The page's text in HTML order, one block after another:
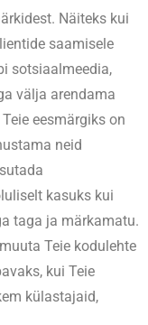
Näiteks kui
saamisele
sotsiaalmeedia,
välja arendama
eesmärgiks on
neid
kasuks kui
taga ja märkamatu.
Teie kodulehte
kui Teie
külastajaid,